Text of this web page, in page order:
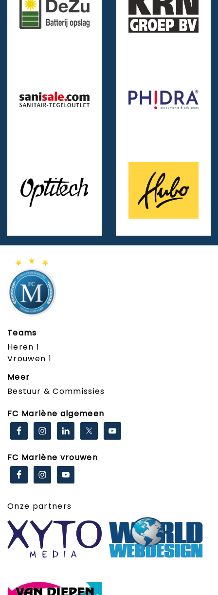
Teams
Heren 1
Vrouwen 1
Meer
Bestuur & Commissies
FC Marlène algemeen
FC Marlène vrouwen
Onze partners